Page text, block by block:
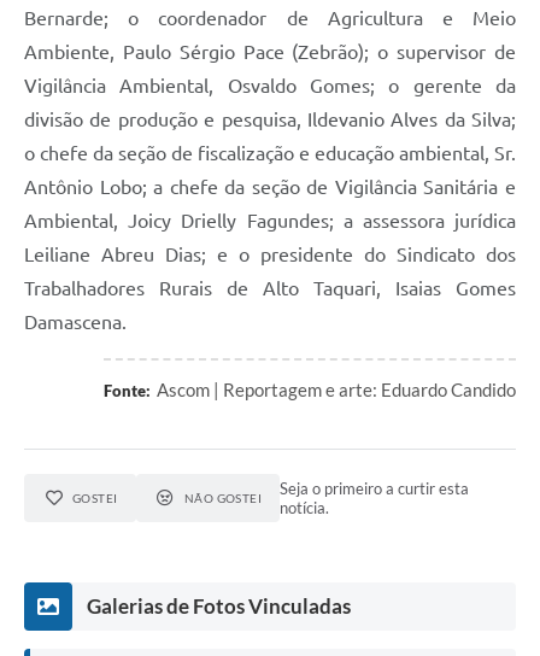
Bernarde; o coordenador de Agricultura e Meio
Ambiente, Paulo Sérgio Pace (Zebrão); o supervisor de
Vigilância Ambiental, Osvaldo Gomes; o gerente da
divisão de produção e pesquisa, Ildevanio Alves da Silva;
o chefe da seção de fiscalização e educação ambiental, Sr.
Antônio Lobo; a chefe da seção de Vigilância Sanitária e
Ambiental, Joicy Drielly Fagundes; a assessora jurídica
Leiliane Abreu Dias; e o presidente do Sindicato dos
Trabalhadores Rurais de Alto Taquari, Isaias Gomes
Damascena.
Fonte: Ascom | Reportagem e arte: Eduardo Candido
GOSTEI NÃO GOSTEI
Seja o primeiro a curtir esta
notícia.
Galerias de Fotos Vinculadas